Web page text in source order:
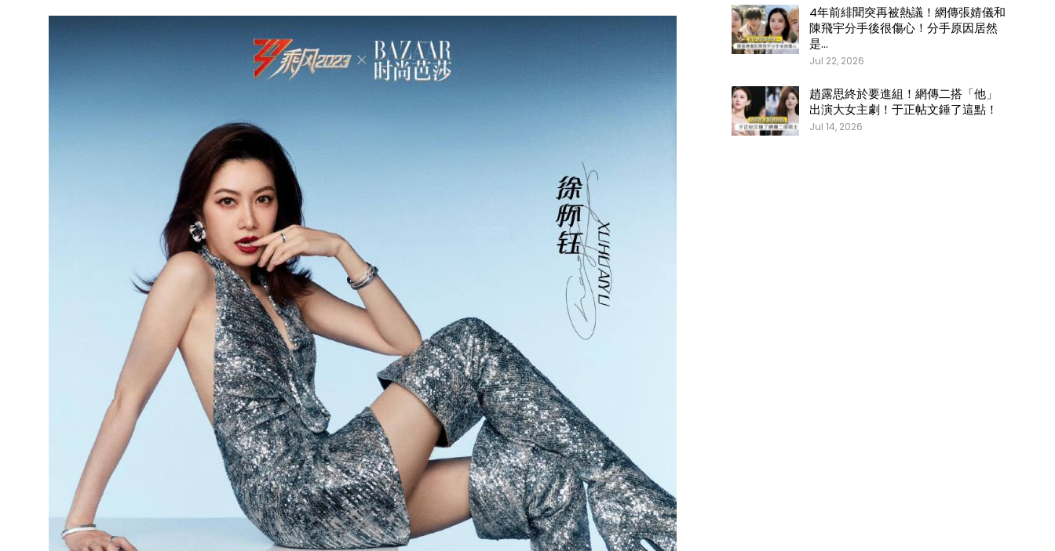
4年前緋聞突再被熱議！網傳張婧儀和
陳飛宇分手後很傷心！分手原因居然
是…
Jul 22, 2026
趙露思終於要進組！網傳二搭「他」
出演大女主劇！于正帖文錘了這點！
Jul 14, 2026